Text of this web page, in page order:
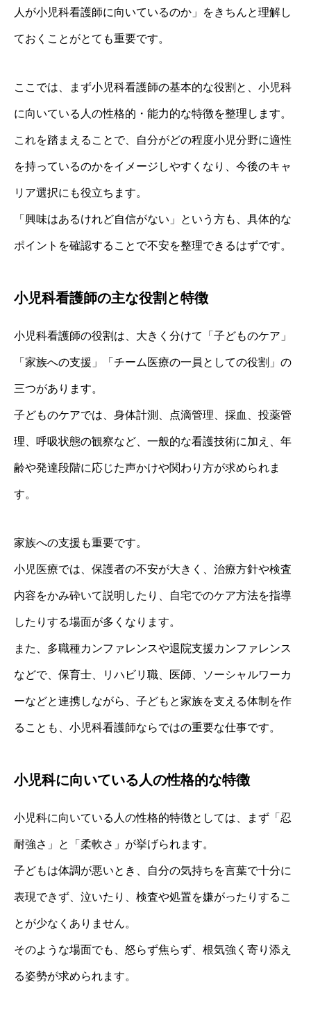
人が小児科看護師に向いているのか」をきちんと理解し
ておくことがとても重要です。
ここでは、まず小児科看護師の基本的な役割と、小児科
に向いている人の性格的・能力的な特徴を整理します。
これを踏まえることで、自分がどの程度小児分野に適性
を持っているのかをイメージしやすくなり、今後のキャ
リア選択にも役立ちます。
「興味はあるけれど自信がない」という方も、具体的な
ポイントを確認することで不安を整理できるはずです。
小児科看護師の主な役割と特徴
小児科看護師の役割は、大きく分けて「子どものケア」
「家族への支援」「チーム医療の一員としての役割」の
三つがあります。
子どものケアでは、身体計測、点滴管理、採血、投薬管
理、呼吸状態の観察など、一般的な看護技術に加え、年
齢や発達段階に応じた声かけや関わり方が求められま
す。
家族への支援も重要です。
小児医療では、保護者の不安が大きく、治療方針や検査
内容をかみ砕いて説明したり、自宅でのケア方法を指導
したりする場面が多くなります。
また、多職種カンファレンスや退院支援カンファレンス
などで、保育士、リハビリ職、医師、ソーシャルワーカ
ーなどと連携しながら、子どもと家族を支える体制を作
ることも、小児科看護師ならではの重要な仕事です。
小児科に向いている人の性格的な特徴
小児科に向いている人の性格的特徴としては、まず「忍
耐強さ」と「柔軟さ」が挙げられます。
子どもは体調が悪いとき、自分の気持ちを言葉で十分に
表現できず、泣いたり、検査や処置を嫌がったりするこ
とが少なくありません。
そのような場面でも、怒らず焦らず、根気強く寄り添え
る姿勢が求められます。